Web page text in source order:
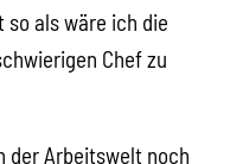
als wäre ich die
Chef zu
der Arbeitswelt noch